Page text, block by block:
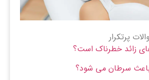
پرتکرار
زائد خطرناک است؟
باعث سرطان می شود؟